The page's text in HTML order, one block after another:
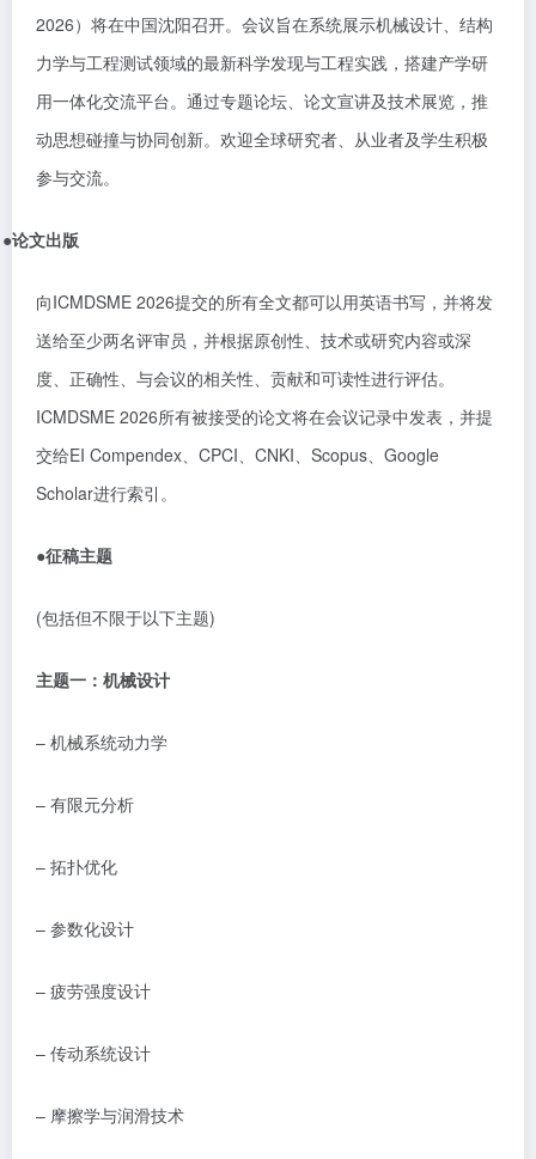
2026）将在中国沈阳召开。会议旨在系统展示机械设计、结构
力学与工程测试领域的最新科学发现与工程实践，搭建产学研
用一体化交流平台。通过专题论坛、论文宣讲及技术展览，推
动思想碰撞与协同创新。欢迎全球研究者、从业者及学生积极
参与交流。
●论文出版
向ICMDSME 2026提交的所有全文都可以用英语书写，并将发
送给至少两名评审员，并根据原创性、技术或研究内容或深
度、正确性、与会议的相关性、贡献和可读性进行评估。
ICMDSME 2026所有被接受的论文将在会议记录中发表，并提
交给EI Compendex、 CPCI、 CNKI、 Scopus、 Google
Scholar进行索引。
●征稿主题
(包括但不限于以下主题)
主题一：机械设计
– 机械系统动力学
– 有限元分析
– 拓扑优化
– 参数化设计
– 疲劳强度设计
– 传动系统设计
– 摩擦学与润滑技术